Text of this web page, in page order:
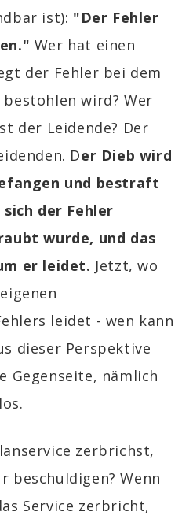
ist): "Der Fehler
Wer hat einen
der Fehler bei dem
wird? Wer
der Leidende? Der
Der Dieb wird
und bestraft
der Fehler
wurde, und das
er leidet. Jetzt, wo
leidet - wen kann
dieser Perspektive
Gegenseite, nämlich
zerbrichst,
beschuldigen? Wenn
Service zerbricht,